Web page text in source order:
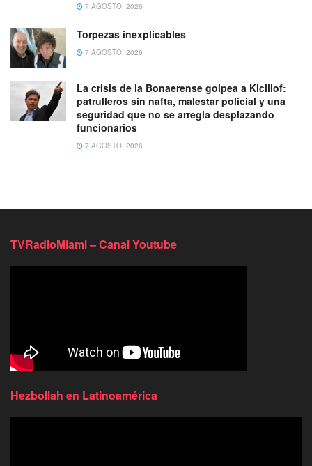
7 AGOSTO, 2026
Torpezas inexplicables
7 AGOSTO, 2026
La crisis de la Bonaerense golpea a Kicillof:
patrulleros sin nafta, malestar policial y una
seguridad que no se arregla desplazando
funcionarios
7 AGOSTO, 2026
TVRadioMiami – Canal Youtube
Hezbollah en Latinoamérica